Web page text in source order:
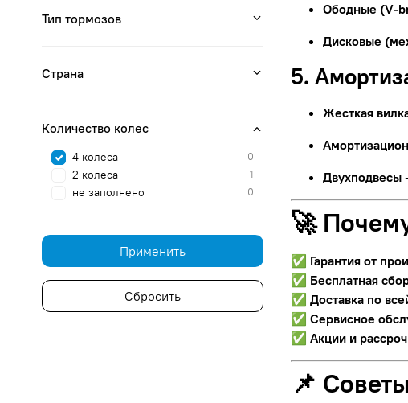
Ободные (V-
Дисковые
5.
Жесткая
Двухподвесы
🚀
✅ Гарантия от
✅ Бесплатная
✅ Доставка по
✅ Сервисное
✅ Акции и
📌
Тип тормозов
Страна
Количество колес
4 колеса 0
2 колеса 1
не заполнено 0
Применить
Сбросить